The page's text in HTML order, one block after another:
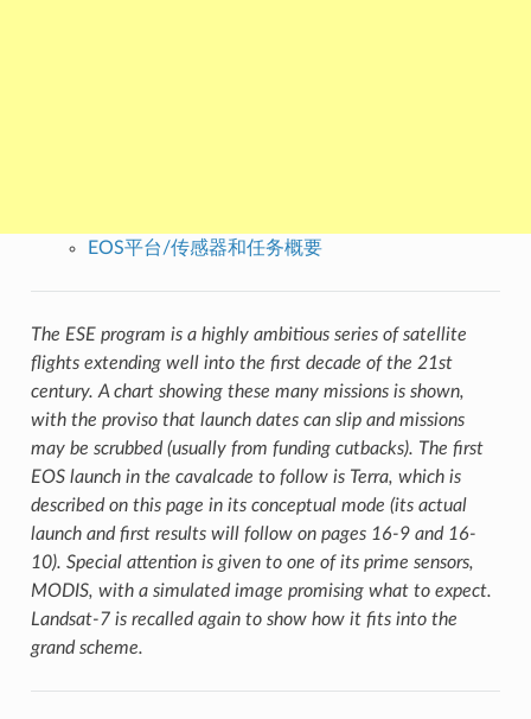
EOS平台/传感器和任务概要
The ESE program is a highly ambitious series of satellite
flights extending well into the first decade of the 21st
century. A chart showing these many missions is shown,
with the proviso that launch dates can slip and missions
may be scrubbed (usually from funding cutbacks). The first
EOS launch in the cavalcade to follow is Terra, which is
described on this page in its conceptual mode (its actual
launch and first results will follow on pages 16-9 and 16-
10). Special attention is given to one of its prime sensors,
MODIS, with a simulated image promising what to expect.
Landsat-7 is recalled again to show how it fits into the
grand scheme.